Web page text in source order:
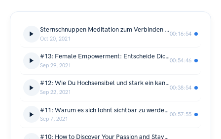
Sternschnuppen Meditation zum Verbinden mit Inken Arntzen - Als Familie/Paar wieder zu sich finden
Oct 20, 2021
00:16:54
#13: Female Empowerment: Entscheide Dich für Selbstwirksamkeit. Gespräch mit Inken Arntzen über Doula, Entscheidungen und Berufung
Sep 29, 2021
00:54:46
#12: Wie Du Hochsensibel und stark ein kannst - Gespräch mit Jacqueline Knopp über Hochsensibilität & Intuition
Sep 22, 2021
00:38:54
#11: Warum es sich lohnt sichtbar zu werden. Gespräch mit Nicole Waldschmidt über Vermarktung
Sep 7, 2021
00:57:55
#10: How to Discover Your Passion and Stay Motivated. Sharing personal insights & learnings in Spanish